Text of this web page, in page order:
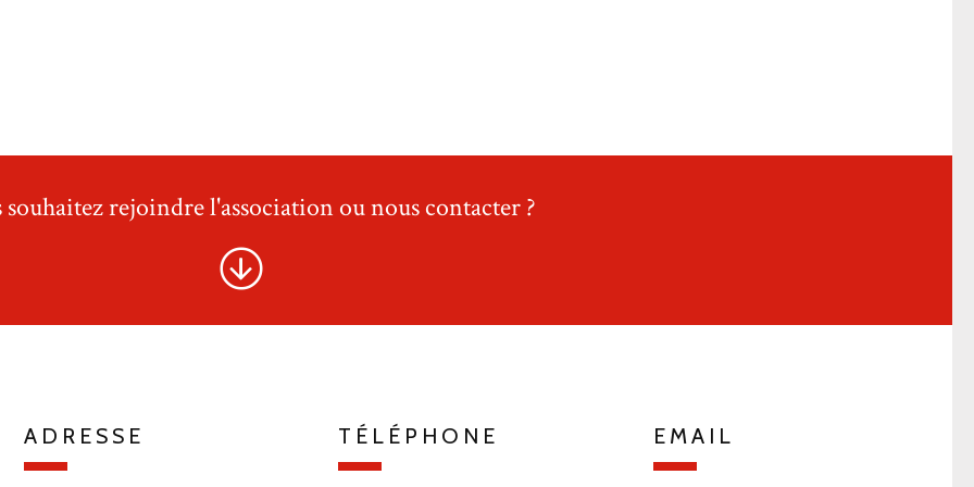
souhaitez rejoindre l'association ou nous contacter ?
ADRESSE TÉLÉPHONE EMAIL